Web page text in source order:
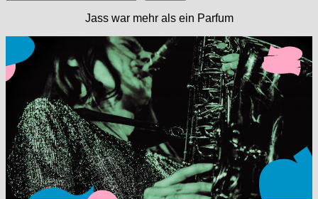
Jass war mehr als ein Parfum